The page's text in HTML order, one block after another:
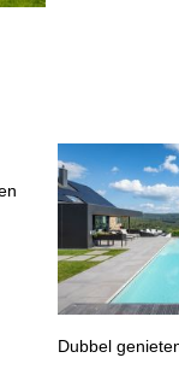
Dubbel